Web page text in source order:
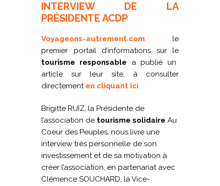
INTERVIEW DE LA
PRÉSIDENTE ACDP
Voyageons-autrement.com, le
premier portail d’informations sur le
tourisme responsable a publié un
article sur leur site, à consulter
directement en cliquant ici.
Brigitte RUIZ, la Présidente de
l’association de tourisme solidaire Au
Coeur des Peuples, nous livre une
interview très personnelle de son
investissement et de sa motivation à
créer l’association, en partenariat avec
Clémence SOUCHARD, la Vice-